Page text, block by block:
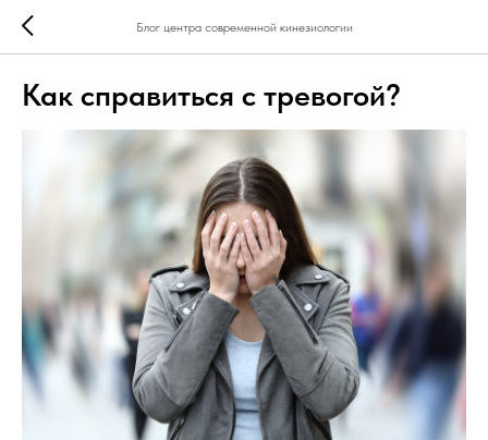
Блог центра современной кинезиологии
Как справиться с тревогой?